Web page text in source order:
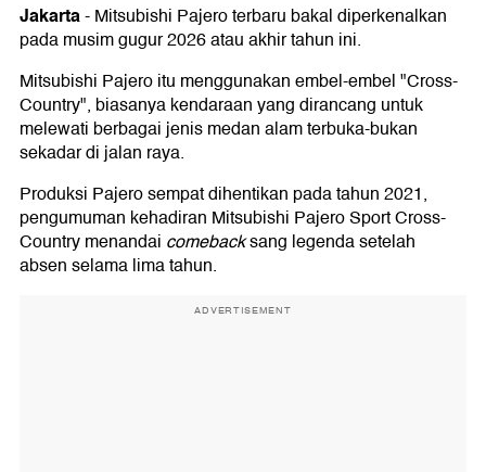
Jakarta-Mitsubishi Pajero terbaru bakal diperkenalkan
pada musim gugur 2026 atau akhir tahun ini.
Mitsubishi Pajero itu menggunakan embel-embel "Cross-
Country", biasanya kendaraan yang dirancang untuk
melewati berbagai jenis medan alam terbuka-bukan
sekadar di jalan raya.
Produksi Pajero sempat dihentikan pada tahun 2021,
pengumuman kehadiran Mitsubishi Pajero Sport Cross-
Country menandai comebacksang legenda setelah
absen selama lima tahun.
ADVERTISEMENT